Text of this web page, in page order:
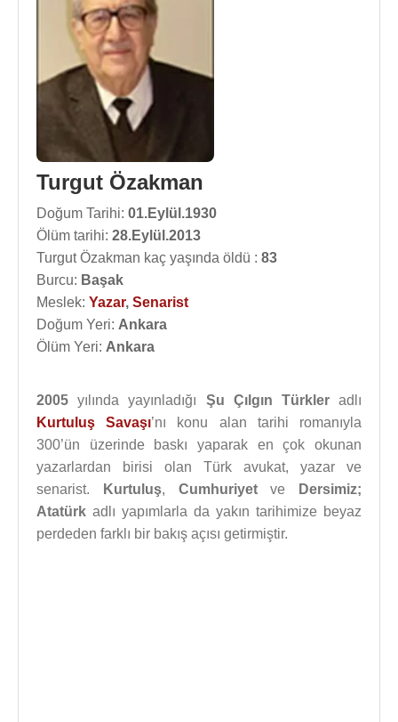
Turgut Özakman
Doğum Tarihi: 01.Eylül.1930
Ölüm tarihi: 28.Eylül.2013
Turgut Özakman kaç yaşında öldü : 83
Burcu: Başak
Meslek: Yazar, Senarist
Doğum Yeri: Ankara
Ölüm Yeri: Ankara
2005 yılında yayınladığı Şu Çılgın Türkleradlı
Kurtuluş Savaşı’nı konu alan tarihi romanıyla
300’ün üzerinde baskı yaparak en çok okunan
yazarlardan birisi olan Türk avukat, yazar ve
senarist.
Kurtuluş, Cumhuriyetve
Dersimiz;
Atatürk adlı yapımlarla da yakın tarihimize beyaz
perdeden farklı bir bakış açısı getirmiştir.